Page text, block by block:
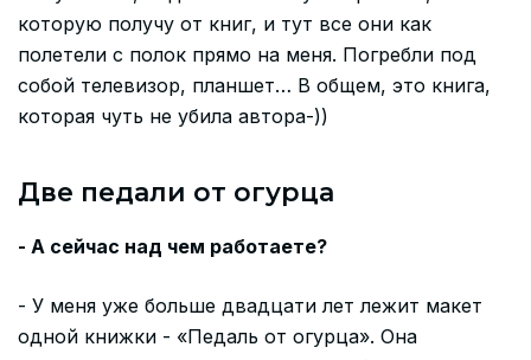
которую получу от книг, и тут все они как
полетели с полок прямо на меня. Погребли под
собой телевизор, планшет… В общем, это книга,
которая чуть не убила автора-))
Две педали от огурца
- А сейчас над чем работаете?
- У меня уже больше двадцати лет лежит макет
одной книжки - «Педаль от огурца». Она